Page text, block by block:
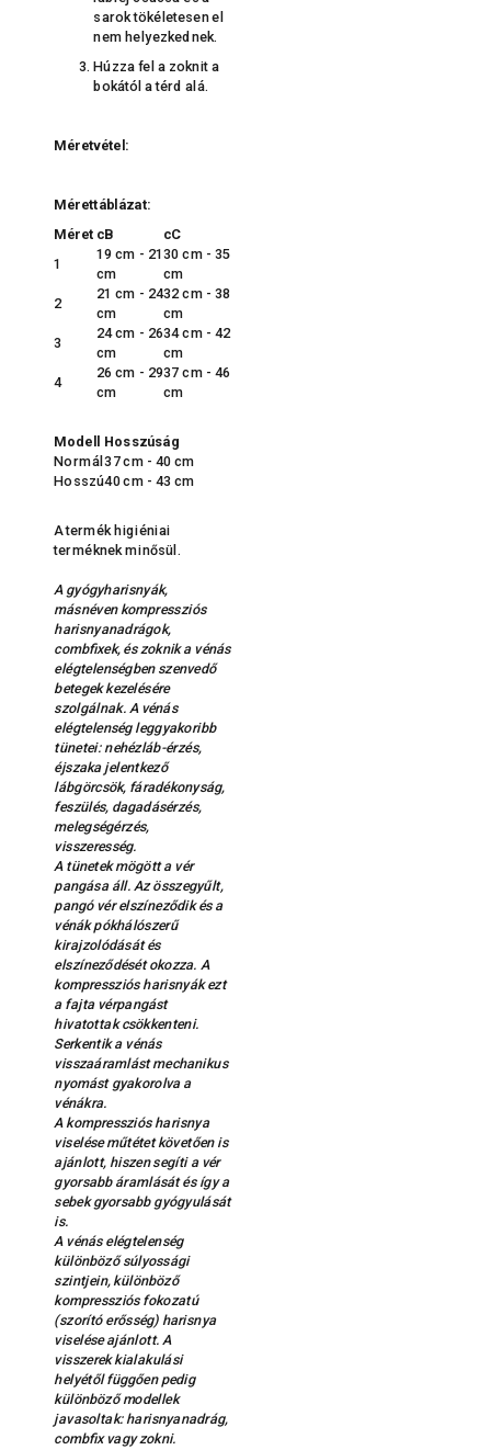
sarok tökéletesen el
nem helyezkednek.
Húzza fel a zoknit a
bokától a térd alá.
Méretvétel:
Mérettáblázat:
Méret cB
cC
1
19 cm - 21
cm
30 cm - 35
cm
2
21 cm - 24
cm
32 cm - 38
cm
3
24 cm - 26
cm
34 cm - 42
cm
4
26 cm - 29
cm
37 cm - 46
cm
Modell
Hosszúság
Normál 37 cm - 40 cm
Hosszú40 cm - 43 cm
A termék higiéniai
terméknek minősül.
A gyógyharisnyák,
másnéven kompressziós
harisnyanadrágok,
combfixek, és zoknik a vénás
elégtelenségben szenvedő
betegek kezelésére
szolgálnak. A vénás
elégtelenség leggyakoribb
tünetei: nehézláb-érzés,
éjszaka jelentkező
lábgörcsök, fáradékonyság,
feszülés, dagadásérzés,
melegségérzés,
visszeresség.
A tünetek mögött a vér
pangása áll. Az összegyűlt,
pangó vér elszíneződik és a
vénák pókhálószerű
kirajzolódását és
elszíneződését okozza. A
kompressziós harisnyák ezt
a fajta vérpangást
hivatottak csökkenteni.
Serkentik a vénás
visszaáramlást mechanikus
nyomást gyakorolva a
vénákra.
A kompressziós harisnya
viselése műtétet követően is
ajánlott, hiszen segíti a vér
gyorsabb áramlását és így a
sebek gyorsabb gyógyulását
is.
A vénás elégtelenség
különböző súlyossági
szintjein, különböző
kompressziós fokozatú
(szorító erősség) harisnya
viselése ajánlott. A
visszerek kialakulási
helyétől függően pedig
különböző modellek
javasoltak: harisnyanadrág,
combfix vagy zokni.